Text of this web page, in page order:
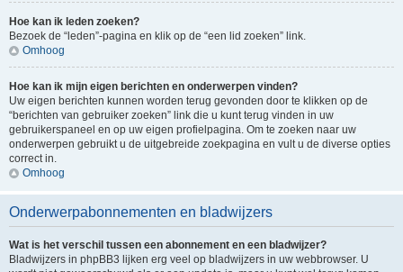
Hoe kan ik leden zoeken?
Bezoek de “leden”-pagina en klik op de “een lid zoeken” link.
Omhoog
Hoe kan ik mijn eigen berichten en onderwerpen vinden?
Uw eigen berichten kunnen worden terug gevonden door te klikken op de
“berichten van gebruiker zoeken” link die u kunt terug vinden in uw
gebruikerspaneel en op uw eigen profielpagina. Om te zoeken naar uw
onderwerpen gebruikt u de uitgebreide zoekpagina en vult u de diverse opties
correct in.
Omhoog
Onderwerpabonnementen en bladwijzers
Wat is het verschil tussen een abonnement en een bladwijzer?
Bladwijzers in phpBB3 lijken erg veel op bladwijzers in uw webbrowser. U